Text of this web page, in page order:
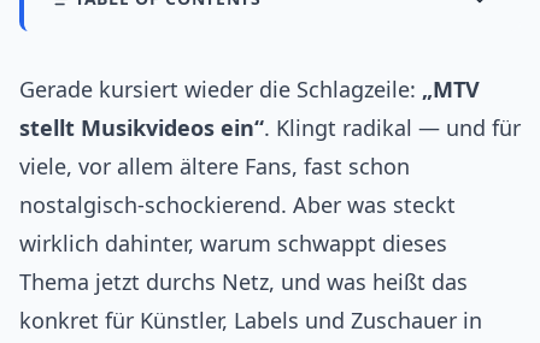
Gerade kursiert wieder die Schlagzeile: „MTV
stellt Musikvideos ein“. Klingt radikal — und für
viele, vor allem ältere Fans, fast schon
nostalgisch-schockierend. Aber was steckt
wirklich dahinter, warum schwappt dieses
Thema jetzt durchs Netz, und was heißt das
konkret für Künstler, Labels und Zuschauer in